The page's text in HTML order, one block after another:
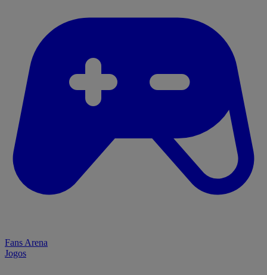
Fans Arena
Jogos